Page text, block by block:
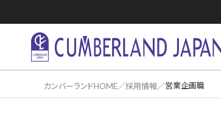
カンバーランドHOME 採用情報 営業企画職